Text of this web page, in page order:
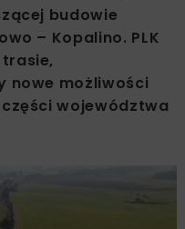
budowie
– Kopalino. PLK
nowe możliwości
województwa